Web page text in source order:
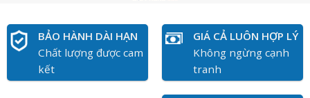
BẢO HÀNH DÀI HẠN
Chất lượng được cam
kết
GIÁ CẢ LUÔN HỢP LÝ
Không ngừng cạnh
tranh